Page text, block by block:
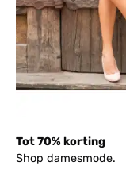
Tot 70% korting
Shop damesmode.